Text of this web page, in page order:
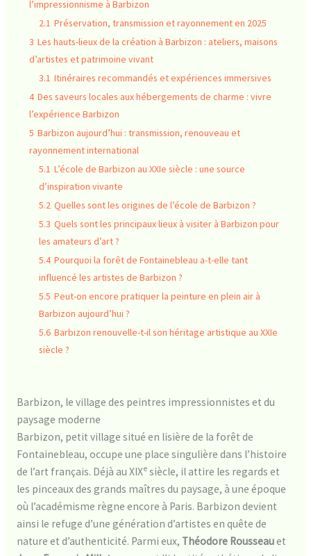
l’impressionnisme à Barbizon
2.1 Préservation, transmission et rayonnement en 2025
3 Les hauts-lieux de la création à Barbizon : ateliers, maisons
d’artistes et patrimoine vivant
3.1 Itinéraires recommandés et expériences immersives
4 Des saveurs locales aux hébergements de charme : vivre
l’expérience Barbizon
5 Barbizon aujourd’hui : transmission, renouveau et
rayonnement international
5.1 L’école de Barbizon au XXIe siècle : une source
d’inspiration vivante
5.2 Quelles sont les origines de l’école de Barbizon ?
5.3 Quels sont les principaux lieux à visiter à Barbizon pour
les amateurs d’art ?
5.4 Pourquoi la forêt de Fontainebleau a-t-elle tant
influencé les artistes de Barbizon ?
5.5 Peut-on encore pratiquer la peinture en plein air à
Barbizon aujourd’hui ?
5.6 Barbizon renouvelle-t-il son héritage artistique au XXIe
siècle ?
Barbizon, le village des peintres impressionnistes et du
paysage moderne
Barbizon, petit village situé en lisière de la forêt de
Fontainebleau, occupe une place singulière dans l’histoire
de l’art français. Déjà au XIXesiècle, il attire les regards et
les pinceaux des grands maîtres du paysage, à une époque
où l’académisme règne encore à Paris. Barbizon devient
ainsi le refuge d’une génération d’artistes en quête de
nature et d’authenticité. Parmi eux, Théodore Rousseauet